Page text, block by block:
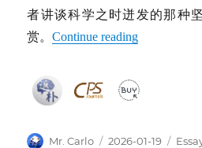
者讲谈科学之时迸发的那种
赏。Continue reading
Author
Mr. Carlo
Posted
2026-01-19